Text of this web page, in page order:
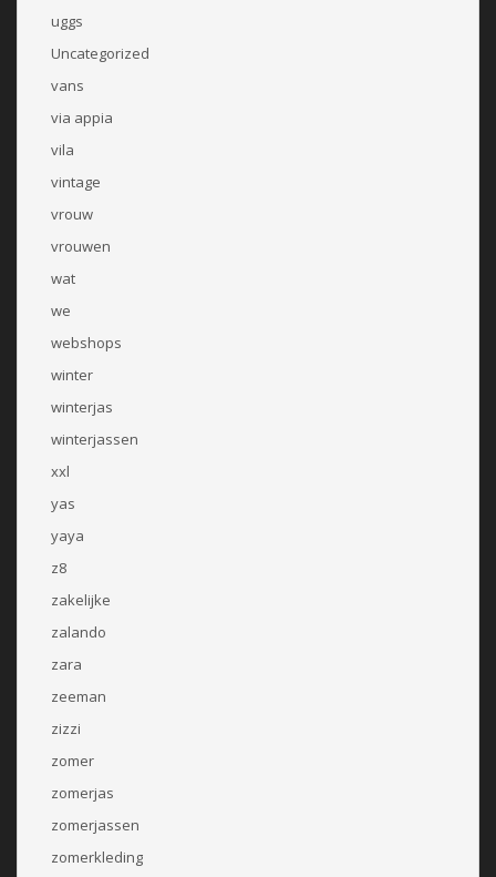
uggs
Uncategorized
vans
via appia
vila
vintage
vrouw
vrouwen
wat
we
webshops
winter
winterjas
winterjassen
xxl
yas
yaya
z8
zakelijke
zalando
zara
zeeman
zizzi
zomer
zomerjas
zomerjassen
zomerkleding